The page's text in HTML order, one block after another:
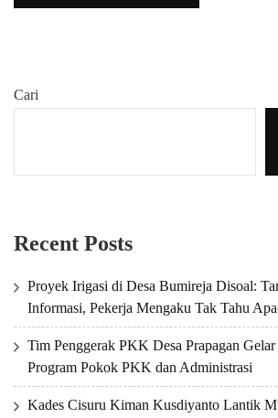
Cari
Recent Posts
Proyek Irigasi di Desa Bumireja Disoal:
Informasi, Pekerja Mengaku Tak Tahu
Tim Penggerak PKK Desa Prapagan
Program Pokok PKK dan Administrasi
Kades Cisuru Kiman Kusdiyanto Lantik